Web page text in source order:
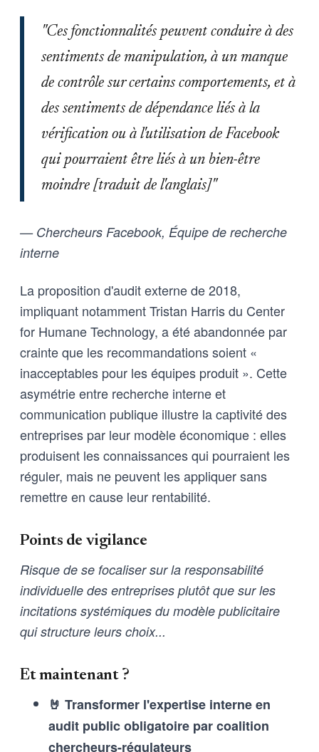
"Ces fonctionnalités peuvent conduire à des
sentiments de manipulation, à un manque
de contrôle sur certains comportements, et à
des sentiments de dépendance liés à la
vérification ou à l'utilisation de Facebook
qui pourraient être liés à un bien-être
moindre [traduit de l'anglais]"
— Chercheurs Facebook, Équipe de recherche
interne
La proposition d'audit externe de 2018,
impliquant notamment Tristan Harris du Center
for Humane Technology, a été abandonnée par
crainte que les recommandations soient «
inacceptables pour les équipes produit ». Cette
asymétrie entre recherche interne et
communication publique illustre la captivité des
entreprises par leur modèle économique : elles
produisent les connaissances qui pourraient les
réguler, mais ne peuvent les appliquer sans
remettre en cause leur rentabilité.
Points de vigilance
Risque de se focaliser sur la responsabilité
individuelle des entreprises plutôt que sur les
incitations systémiques du modèle publicitaire
qui structure leurs choix...
Et maintenant ?
🤘 Transformer l'expertise interne en
audit public obligatoire par coalition
chercheurs-régulateurs